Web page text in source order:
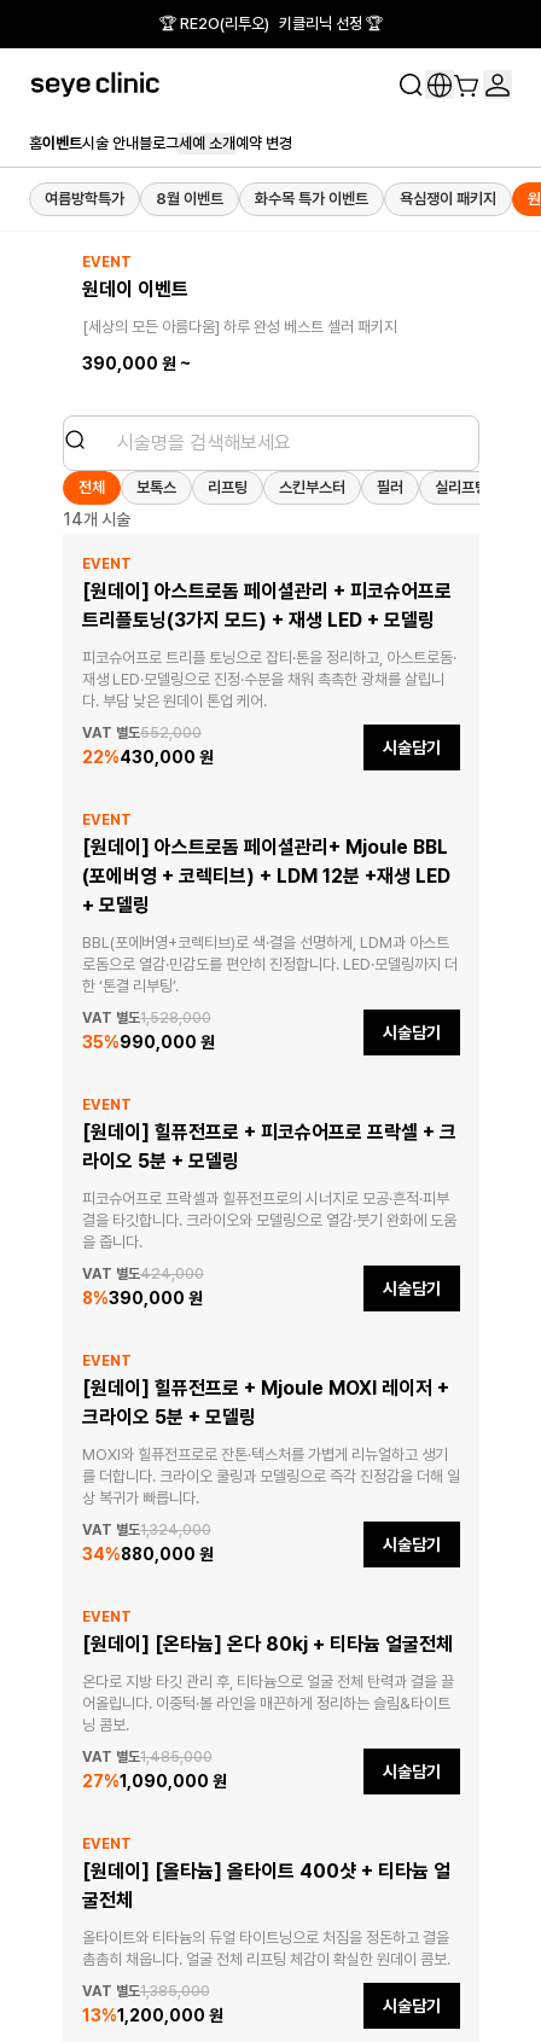
🏆 RE2O(리투오) 키클리닉 선정 🏆
홈이벤트시술 안내블로그세예 소개 예약 변경
여름방학특가 8월 이벤트 화수목 특가 이벤트 욕심쟁이 패키지
EVENT
원데이 이벤트
[세상의 모든 아름다움] 하루 완성 베스트 셀러 패키지
390,000 원 ~
전체 보톡스 리프팅 스킨부스터 필러 실리프팅
14개 시술
EVENT
[원데이] 아스트로돔 페이셜관리 + 피코슈어프로
트리플토닝(3가지 모드) + 재생 LED + 모델링
피코슈어프로 트리플 토닝으로 잡티·톤을 정리하고, 아스트로돔·
재생 LED·모델링으로 진정·수분을 채워 촉촉한 광채를 살립니
다. 부담 낮은 원데이 톤업 케어.
VAT 별도552,000
22%430,000 원 시술담기
EVENT
[원데이] 아스트로돔 페이셜관리+ Mjoule BBL
(포에버영 + 코렉티브) + LDM 12분 +재생 LED
+ 모델링
BBL(포에버영+코렉티브)로 색·결을 선명하게, LDM과 아스트
로돔으로 열감·민감도를 편안히 진정합니다. LED·모델링까지 더
한 ‘톤결 리부팅’.
VAT 별도1,528,000
35%990,000 원 시술담기
EVENT
[원데이] 힐퓨전프로 + 피코슈어프로 프락셀 + 크
라이오 5분 + 모델링
피코슈어프로 프락셀과 힐퓨전프로의 시너지로 모공·흔적·피부
결을 타깃합니다. 크라이오와 모델링으로 열감·붓기 완화에 도움
을 줍니다.
VAT 별도424,000
8%390,000 원 시술담기
EVENT
[원데이] 힐퓨전프로 + Mjoule MOXI 레이저 +
크라이오 5분 + 모델링
MOXI와 힐퓨전프로로 잔톤·텍스처를 가볍게 리뉴얼하고 생기
를 더합니다. 크라이오 쿨링과 모델링으로 즉각 진정감을 더해 일
상 복귀가 빠릅니다.
VAT 별도1,324,000
34%880,000 원 시술담기
EVENT
[원데이] [온타늄] 온다 80kj + 티타늄 얼굴전체
온다로 지방 타깃 관리 후, 티타늄으로 얼굴 전체 탄력과 결을 끌
어올립니다. 이중턱·볼 라인을 매끈하게 정리하는 슬림&타이트
닝 콤보.
VAT 별도1,485,000
27%1,090,000 원 시술담기
EVENT
[원데이] [올타늄] 올타이트 400샷 + 티타늄 얼
굴전체
올타이트와 티타늄의 듀얼 타이트닝으로 처짐을 정돈하고 결을
촘촘히 채웁니다. 얼굴 전체 리프팅 체감이 확실한 원데이 콤보.
VAT 별도1,385,000
13%1,200,000 원 시술담기